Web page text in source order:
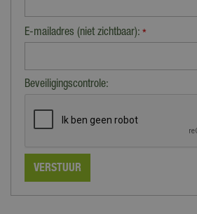
E-mailadres (niet zichtbaar): *
Beveiligingscontrole: